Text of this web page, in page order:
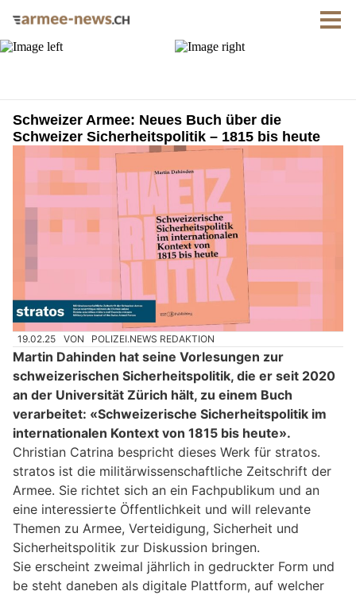
Schweizer Armee: Neues Buch über die
Schweizer Sicherheitspolitik – 1815 bis heute
19.02.25 VON POLIZEI.NEWS REDAKTION
Martin Dahinden hat seine Vorlesungen zur
schweizerischen Sicherheitspolitik, die er seit 2020
an der Universität Zürich hält, zu einem Buch
verarbeitet: «Schweizerische Sicherheitspolitik im
internationalen Kontext von 1815 bis heute».
Christian Catrina bespricht dieses Werk für stratos.
stratos ist die militärwissenschaftliche Zeitschrift der
Armee. Sie richtet sich an ein Fachpublikum und an
eine interessierte Öffentlichkeit und will relevante
Themen zu Armee, Verteidigung, Sicherheit und
Sicherheitspolitik zur Diskussion bringen.
Sie erscheint zweimal jährlich in gedruckter Form und
be steht daneben als digitale Plattform, auf welcher